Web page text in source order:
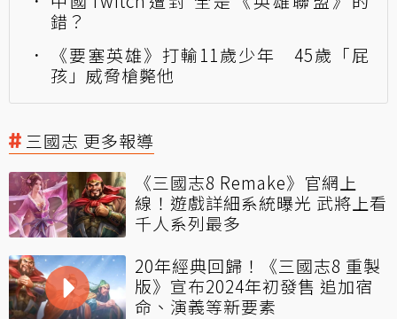
錯？
《要塞英雄》打輸11歲少年 45歲「屁
孩」威脅槍斃他
三國志 更多報導
《三國志8 Remake》官網上
線！遊戲詳細系統曝光 武將上看
千人系列最多
20年經典回歸！《三國志8 重製
版》宣布2024年初發售 追加宿
命、演義等新要素